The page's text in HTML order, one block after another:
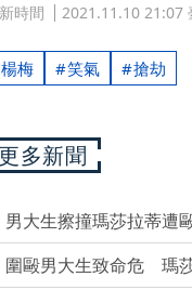
時間 2021.11.10 21:07
楊梅 笑氣 搶劫
更多新聞
男大生擦撞瑪莎拉蒂
圍毆男大生致命危 瑪